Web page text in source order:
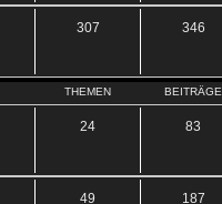
307 346
THEMEN BEITRÄGE
24 83
49 187